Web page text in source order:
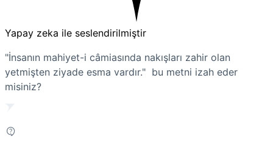
Yapay zeka ile seslendirilmiştir
"İnsanın mahiyet-i câmiasında nakışları zahir olan
yetmişten ziyade esma vardır." bu metni izah eder
misiniz?